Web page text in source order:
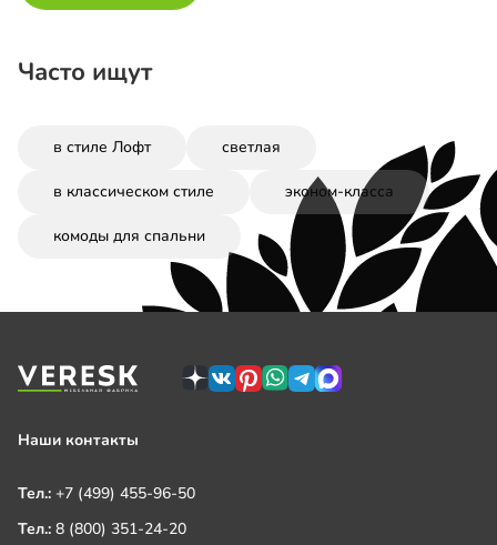
Часто ищут
в стиле Лофт светлая
в классическом стиле эконом-класса
комоды для спальни
Наши контакты
Тел.: +7 (499) 455-96-50
Тел.: 8 (800) 351-24-20